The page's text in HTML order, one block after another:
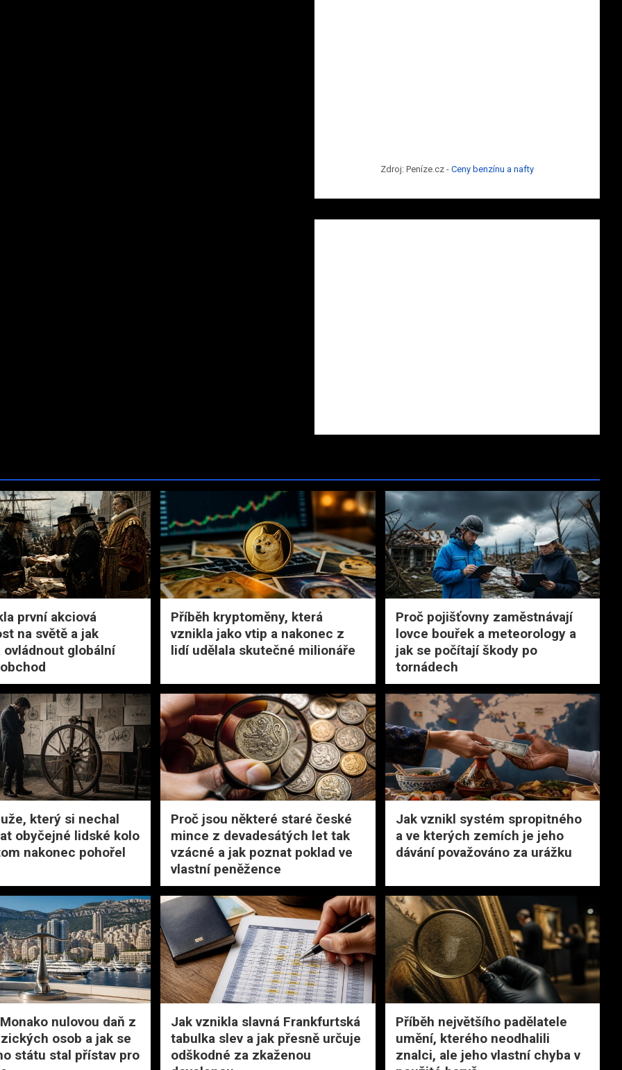
Zdroj: Peníze.cz -Ceny benzínu a nafty
první akciová
na světě a jak
ovládnout globální
Příběh kryptoměny, která
vznikla jako vtip a nakonec z
lidí udělala skutečné milionáře
Proč pojišťovny zaměstnávají
lovce bouřek a meteorology a
jak se počítají škody po
tornádech
který si nechal
obyčejné lidské kolo
nakonec pohořel
Proč jsou některé staré české
mince z devadesátých let tak
vzácné a jak poznat poklad ve
vlastní peněžence
Jak vznikl systém spropitného
a ve kterých zemích je jeho
dávání považováno za urážku
nulovou daň z
osob a jak se
státu stal přístav pro
Jak vznikla slavná Frankfurtská
tabulka slev a jak přesně určuje
odškodné za zkaženou
Příběh největšího padělatele
umění, kterého neodhalili
znalci, ale jeho vlastní chyba v